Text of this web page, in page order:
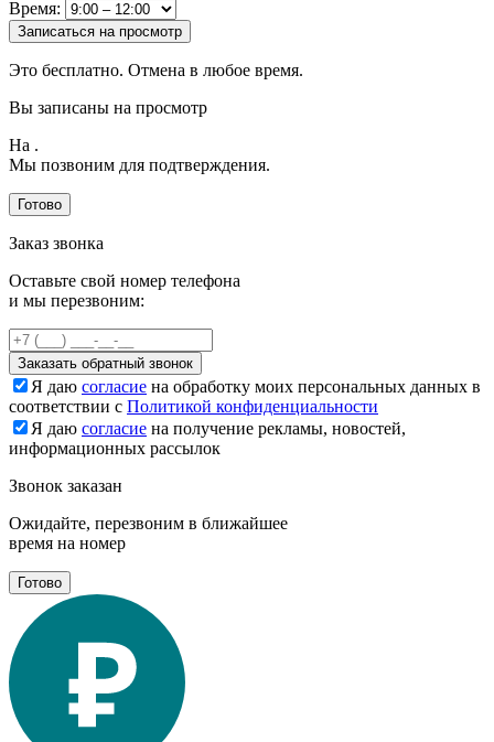
Время:
Записаться на просмотр
Это бесплатно. Отмена в любое время.
Вы записаны на просмотр
На .
Мы позвоним для подтверждения.
Готово
Заказ звонка
Оставьте свой номер телефона
и мы перезвоним:
Заказать обратный звонок
Я даю согласие на обработку моих персональных данных в
соответствии с Политикой конфиденциальности
Я даю согласие на получение рекламы, новостей,
информационных рассылок
Звонок заказан
Ожидайте, перезвоним в ближайшее
время на номер
Готово